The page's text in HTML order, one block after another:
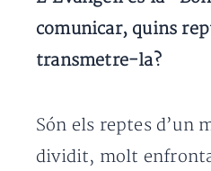
comunicar, quins
transmetre-la?
Són els reptes d’un
dividit, molt